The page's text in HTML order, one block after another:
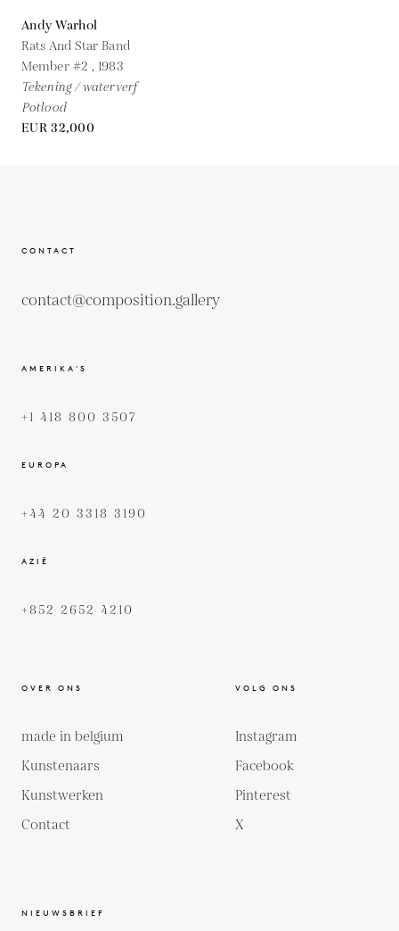
Andy Warhol
Rats And Star Band
Member #2 , 1983
Tekening / waterverf
Potlood
EUR 32,000
CONTACT
contact@composition.gallery
AMERIKA’S
+1 418 800 3507
EUROPA
+44 20 3318 3190
AZIË
+852 2652 4210
OVER ONS
made in belgium
Kunstenaars
Kunstwerken
Contact
VOLG ONS
Instagram
Facebook
Pinterest
X
NIEUWSBRIEF